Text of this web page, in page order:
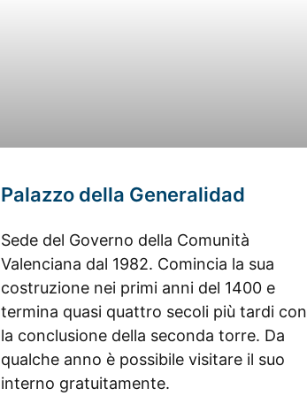
Palazzo della Generalidad
Sede del Governo della Comunità
Valenciana dal 1982. Comincia la sua
costruzione nei primi anni del 1400 e
termina quasi quattro secoli più tardi con
la conclusione della seconda torre. Da
qualche anno è possibile visitare il suo
interno gratuitamente.